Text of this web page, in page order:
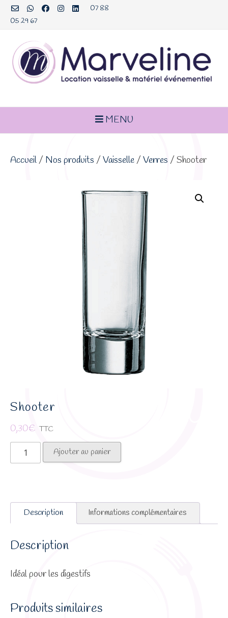
Aller
07 88
05 29 67
MENU
Accueil/ Nos produits / Vaisselle/ Verres / Shooter
Shooter
0,30€ TTC
quantité
de
Ajouter au panier
Description Informations complémentaires
Description
Idéal pour les digestifs
Produits similaires